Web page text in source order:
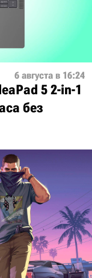
6 августа в 16:24
5 2-in-1
без